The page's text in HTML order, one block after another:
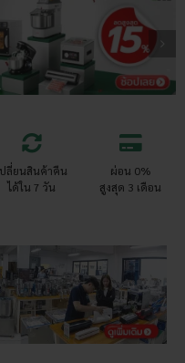
ปลี่ยนสินค้าคืน
ได้ใน 7 วัน
ผ่อน 0%
สูงสุด 3 เดือน